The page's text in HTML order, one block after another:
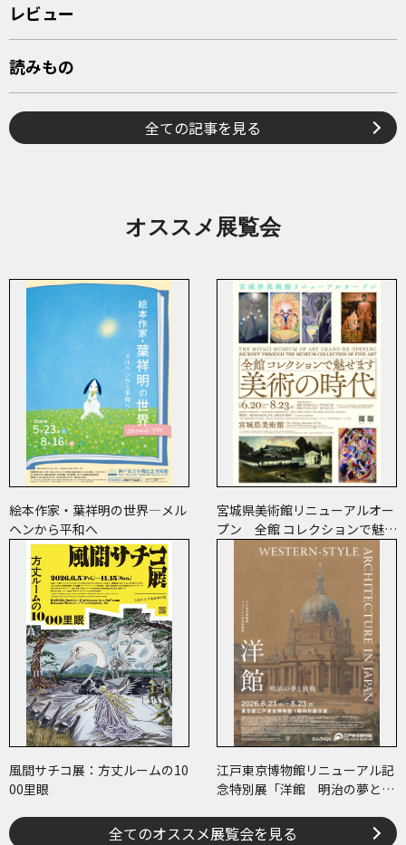
レビュー
読みもの
全ての記事を見る
オススメ展覧会
絵本作家・葉祥明の世界―メル
ヘンから平和へ
宮城県美術館リニューアルオー
プン 全館 コレクションで魅せ
ます 美術の時代
風間サチコ展：方丈ルームの10
00里眼
江戸東京博物館リニューアル記
念特別展「洋館 明治の夢と挑
全てのオススメ展覧会を見る